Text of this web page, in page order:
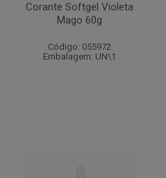
Corante Softgel Violeta
Mago 60g
Código: 055972
Embalagem: UN\1